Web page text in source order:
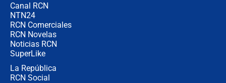
Canal RCN
NTN24
RCN Comerciales
RCN Novelas
Noticias RCN
SuperLike
La República
RCN Social